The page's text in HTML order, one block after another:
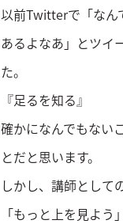
以前Twitterで「なん
あるよなあ」とツイ
た。
『足るを知る』
確かになんでもない
とだと思います。
しかし、講師として
「もっと上を見よう